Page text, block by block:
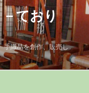
－ており
織品を創作、販売し